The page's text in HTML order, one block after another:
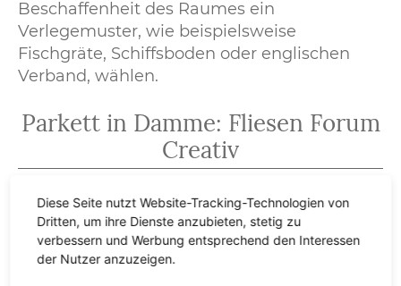
Beschaffenheit des Raumes ein
Verlegemuster, wie beispielsweise
Fischgräte, Schiffsboden oder englischen
Verband, wählen.
Parkett in Damme: Fliesen Forum
Creativ
Wir haben jahrzehntelange Erfahrung in der
Auswahl und Verlegung von
verschiedensten Bodenbelägen. Gerne
beraten wir auch Sie bei der Auswahl Ihres
Diese Seite nutzt Website-Tracking-Technologien von
Dritten, um ihre Dienste anzubieten, stetig zu
verbessern und Werbung entsprechend den Interessen
der Nutzer anzuzeigen.